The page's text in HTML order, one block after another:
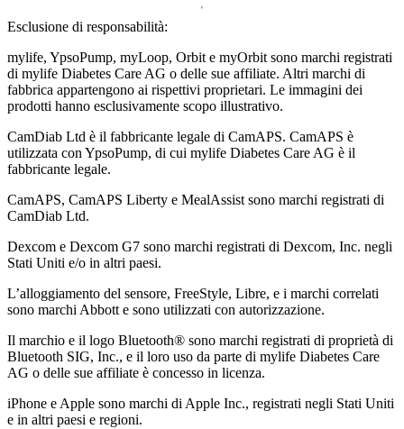
Esclusione di responsabilità:
mylife, YpsoPump, myLoop, Orbit e myOrbit sono marchi registrati
di mylife Diabetes Care AG o delle sue affiliate. Altri marchi di
fabbrica appartengono ai rispettivi proprietari. Le immagini dei
prodotti hanno esclusivamente scopo illustrativo.
CamDiab Ltd è il fabbricante legale di CamAPS. CamAPS è
utilizzata con YpsoPump, di cui mylife Diabetes Care AG è il
fabbricante legale.
CamAPS, CamAPS Liberty e MealAssist sono marchi registrati di
CamDiab Ltd.
Dexcom e Dexcom G7 sono marchi registrati di Dexcom, Inc. negli
Stati Uniti e/o in altri paesi.
L’alloggiamento del sensore, FreeStyle, Libre, e i marchi correlati
sono marchi Abbott e sono utilizzati con autorizzazione.
Il marchio e il logo Bluetooth® sono marchi registrati di proprietà di
Bluetooth SIG, Inc., e il loro uso da parte di mylife Diabetes Care
AG o delle sue affiliate è concesso in licenza.
iPhone e Apple sono marchi di Apple Inc., registrati negli Stati Uniti
e in altri paesi e regioni.